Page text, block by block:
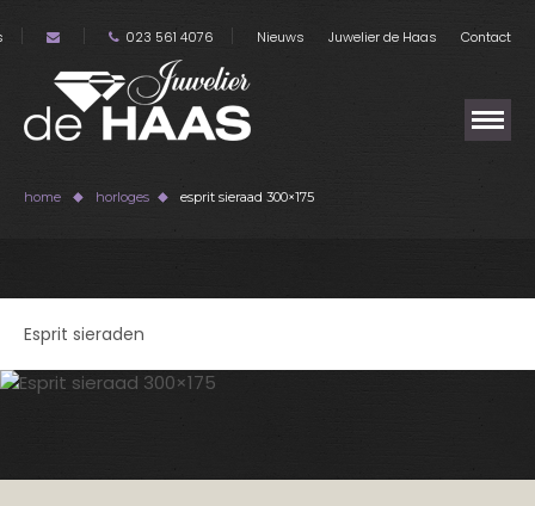
023 561 4076 Nieuws Juwelier de Haas Contact
home horloges esprit sieraad 300×175
Esprit sieraden